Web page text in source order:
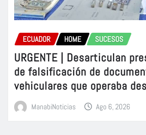
ECUADOR HOME SUCESOS
URGENTE | Desarticulan
de falsificación de
vehiculares que operaba
ManabiNoticias Ago 6, 2026